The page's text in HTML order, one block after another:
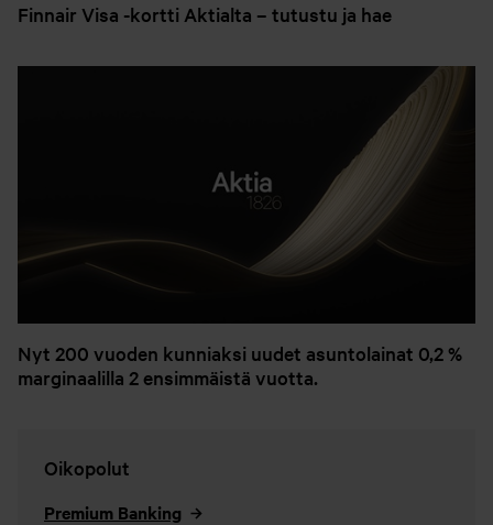
Finnair Visa -kortti Aktialta – tutustu ja hae
Nyt 200 vuoden kunniaksi uudet asuntolainat 0,2 %
marginaalilla 2 ensimmäistä vuotta.
Oikopolut
Premium Banking